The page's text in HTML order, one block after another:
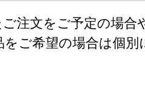
注文をご予定の場合
ご希望の場合は個別